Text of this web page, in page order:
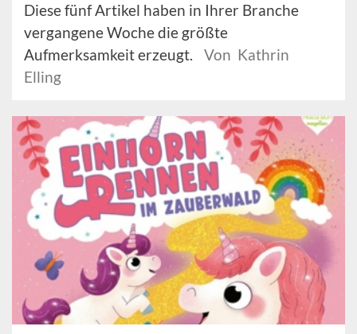
Diese fünf Artikel haben in Ihrer Branche
vergangene Woche die größte
Aufmerksamkeit erzeugt.
Von Kathrin
Elling